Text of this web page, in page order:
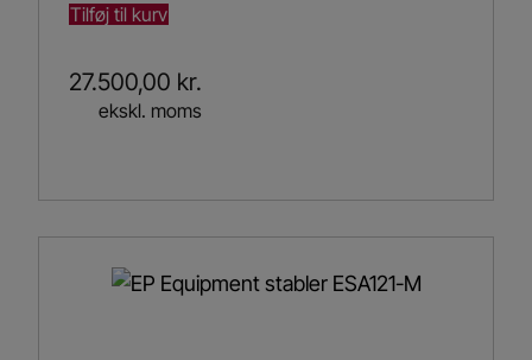
Tilføj til kurv
27.500,00 kr.
ekskl. moms